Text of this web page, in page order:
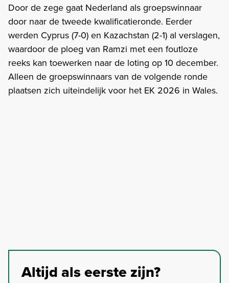
Door de zege gaat Nederland als groepswinnaar
door naar de tweede kwalificatieronde. Eerder
werden Cyprus (7-0) en Kazachstan (2-1) al verslagen,
waardoor de ploeg van Ramzi met een foutloze
reeks kan toewerken naar de loting op 10 december.
Alleen de groepswinnaars van de volgende ronde
plaatsen zich uiteindelijk voor het EK 2026 in Wales.
Altijd als eerste zijn?